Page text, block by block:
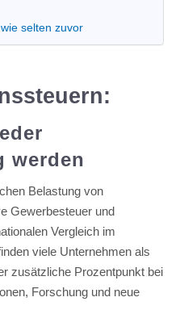
selten zuvor
werden
Belastung von
Gewerbesteuer und
Vergleich im
viele Unternehmen als
zusätzliche Prozentpunkt bei
Forschung und neue